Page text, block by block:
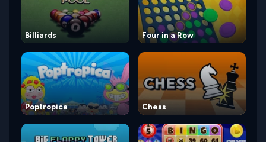
Billiards Four in a Row
Poptropica Chess